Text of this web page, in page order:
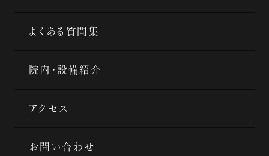
よくある質問集
院内・設備紹介
アクセス
お問い合わせ